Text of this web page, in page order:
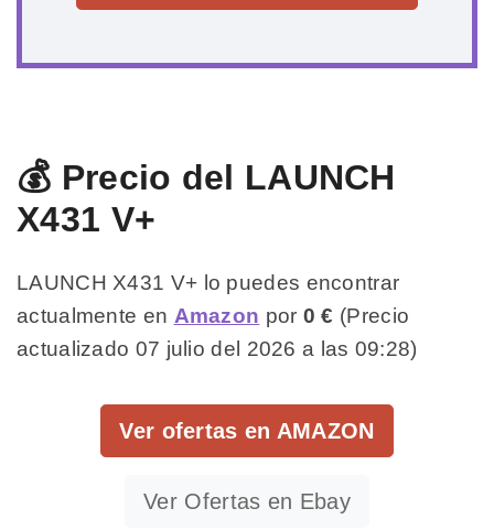
💰 Precio del LAUNCH
X431 V+
LAUNCH X431 V+ lo puedes encontrar
actualmente en Amazon por 0 € (Precio
actualizado 07 julio del 2026 a las 09:28)
Ver ofertas en AMAZON
Ver Ofertas en Ebay